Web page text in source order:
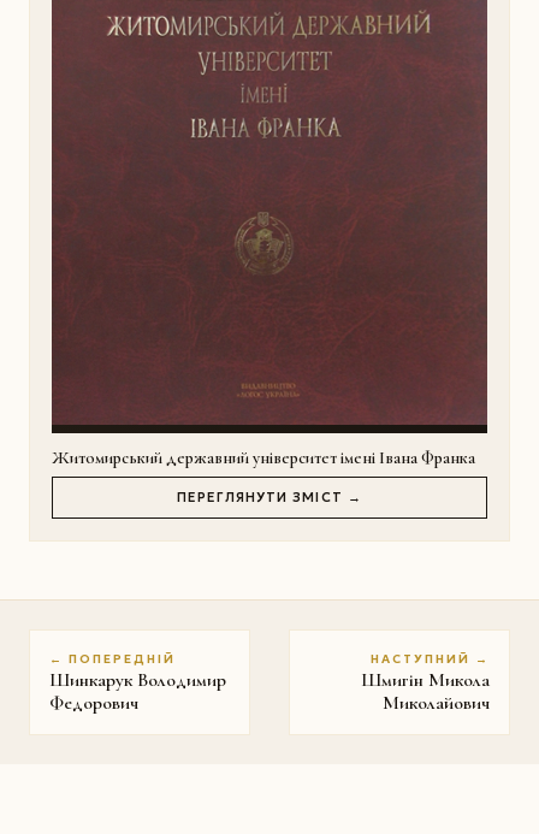
Житомирський державний університет імені Івана Франка
ПЕРЕГЛЯНУТИ ЗМІСТ →
← ПОПЕРЕДНІЙ
Шинкарук Володимир
Федорович
НАСТУПНИЙ →
Шмигін Микола
Миколайович